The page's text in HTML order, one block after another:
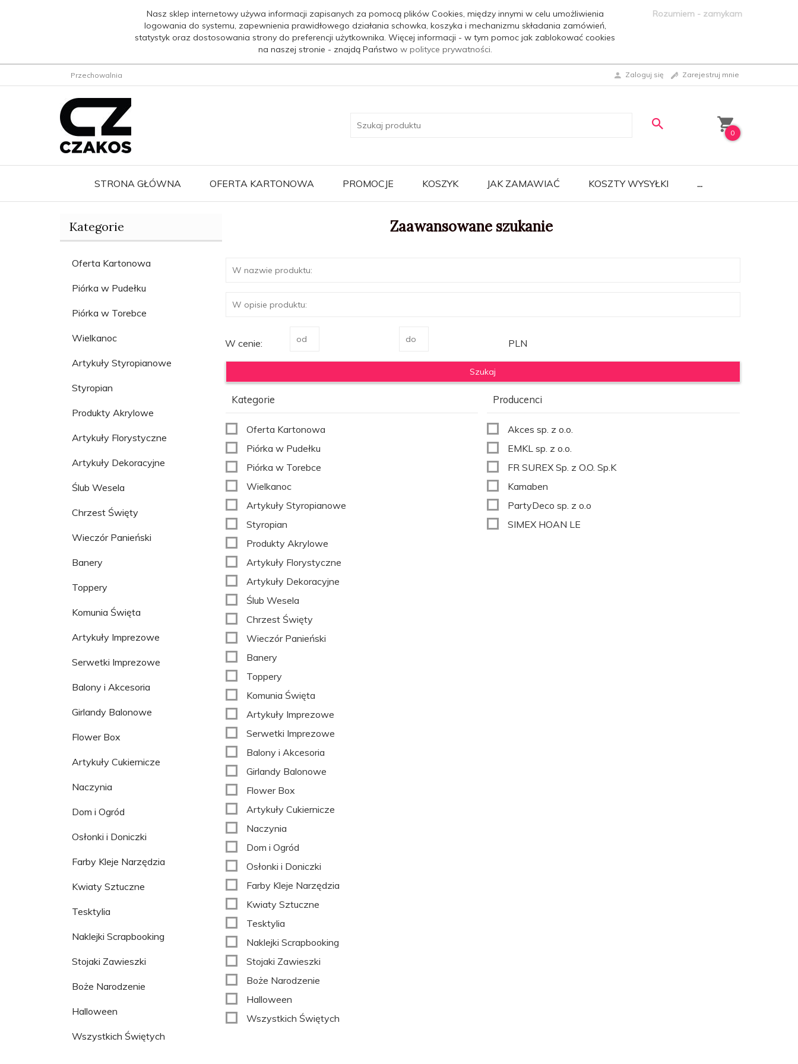
Nasz sklep internetowy używa informacji zapisanych za pomocą plików Cookies, między innymi w celu umożliwienia
logowania do systemu, zapewnienia prawidłowego działania schowka, koszyka i mechanizmu składania zamówień,
statystyk oraz dostosowania strony do preferencji użytkownika. Więcej informacji - w tym pomoc jak zablokować cookies
na naszej stronie - znajdą Państwo w polityce prywatności.
Rozumiem - zamykam
Przechowalnia Zaloguj się Zarejestruj mnie
0
STRONA GŁÓWNA OFERTA KARTONOWA PROMOCJE KOSZYK JAK ZAMAWIAĆ KOSZTY WYSYŁKI ...
Kategorie
Oferta Kartonowa
Piórka w Pudełku
Piórka w Torebce
Wielkanoc
Artykuły Styropianowe
Styropian
Produkty Akrylowe
Artykuły Florystyczne
Artykuły Dekoracyjne
Ślub Wesela
Chrzest Święty
Wieczór Panieński
Banery
Toppery
Komunia Święta
Artykuły Imprezowe
Serwetki Imprezowe
Balony i Akcesoria
Girlandy Balonowe
Flower Box
Artykuły Cukiernicze
Naczynia
Dom i Ogród
Osłonki i Doniczki
Farby Kleje Narzędzia
Kwiaty Sztuczne
Tesktylia
Naklejki Scrapbooking
Stojaki Zawieszki
Boże Narodzenie
Halloween
Wszystkich Świętych
Zaawansowane szukanie
W cenie: PLN
Kategorie
Oferta Kartonowa
Piórka w Pudełku
Piórka w Torebce
Wielkanoc
Artykuły Styropianowe
Styropian
Produkty Akrylowe
Artykuły Florystyczne
Artykuły Dekoracyjne
Ślub Wesela
Chrzest Święty
Wieczór Panieński
Banery
Toppery
Komunia Święta
Artykuły Imprezowe
Serwetki Imprezowe
Balony i Akcesoria
Girlandy Balonowe
Flower Box
Artykuły Cukiernicze
Naczynia
Dom i Ogród
Osłonki i Doniczki
Farby Kleje Narzędzia
Kwiaty Sztuczne
Tesktylia
Naklejki Scrapbooking
Stojaki Zawieszki
Boże Narodzenie
Halloween
Wszystkich Świętych
Producenci
Akces sp. z o.o.
EMKL sp. z o.o.
FR SUREX Sp. z O.O. Sp.K
Kamaben
PartyDeco sp. z o.o
SIMEX HOAN LE